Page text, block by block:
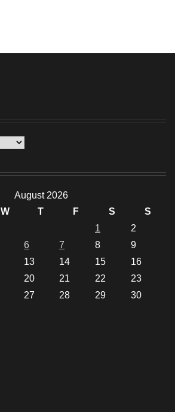
August 2026
W T F S
S
1
2
6 7 8
9
13 14 15
16
20 21 22
23
27 28 29
30